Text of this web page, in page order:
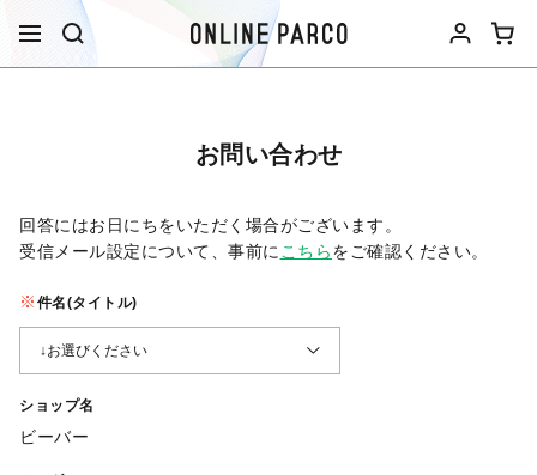
お問い合わせ
回答にはお日にちをいただく場合がございます。
受信メール設定について、事前に こちらをご確認ください。​
件名(タイトル)
ショップ名
ビーバー